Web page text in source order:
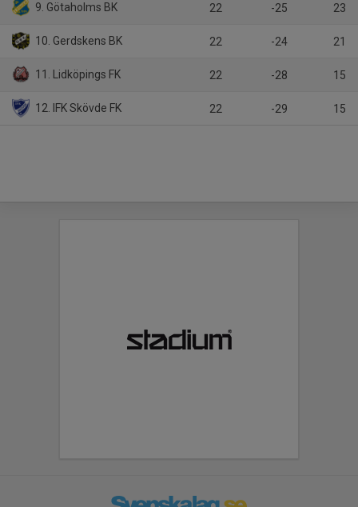
9. Götaholms BK 22 -25 23
10. Gerdskens BK 22 -24 21
11. Lidköpings FK 22 -28 15
12. IFK Skövde FK 22 -29 15